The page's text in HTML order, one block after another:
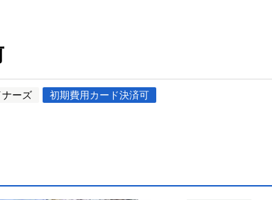
ーズ 初期費用カード決済可